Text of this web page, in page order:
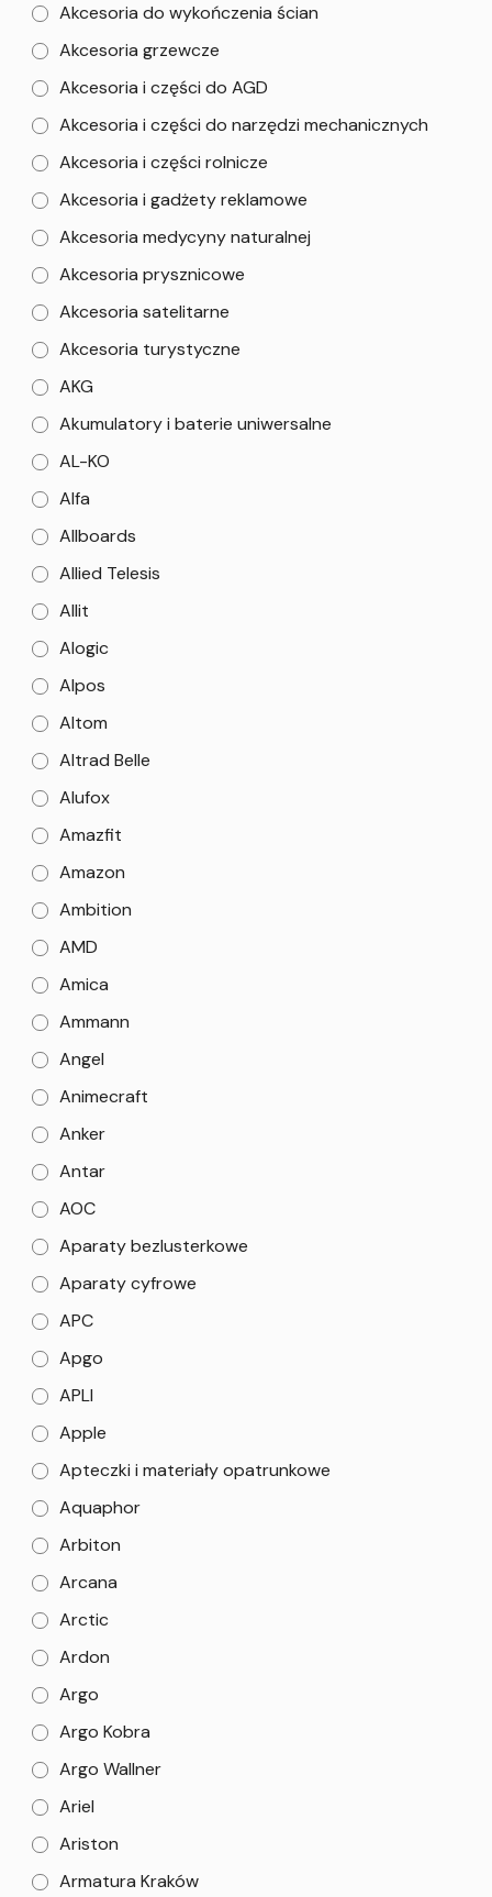
Akcesoria do wykończenia ścian
Akcesoria grzewcze
Akcesoria i części do AGD
Akcesoria i części do narzędzi mechanicznych
Akcesoria i części rolnicze
Akcesoria i gadżety reklamowe
Akcesoria medycyny naturalnej
Akcesoria prysznicowe
Akcesoria satelitarne
Akcesoria turystyczne
AKG
Akumulatory i baterie uniwersalne
AL-KO
Alfa
Allboards
Allied Telesis
Allit
Alogic
Alpos
Altom
Altrad Belle
Alufox
Amazfit
Amazon
Ambition
AMD
Amica
Ammann
Angel
Animecraft
Anker
Antar
AOC
Aparaty bezlusterkowe
Aparaty cyfrowe
APC
Apgo
APLI
Apple
Apteczki i materiały opatrunkowe
Aquaphor
Arbiton
Arcana
Arctic
Ardon
Argo
Argo Kobra
Argo Wallner
Ariel
Ariston
Armatura Kraków